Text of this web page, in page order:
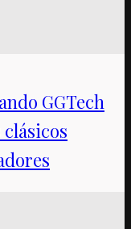
GGTech